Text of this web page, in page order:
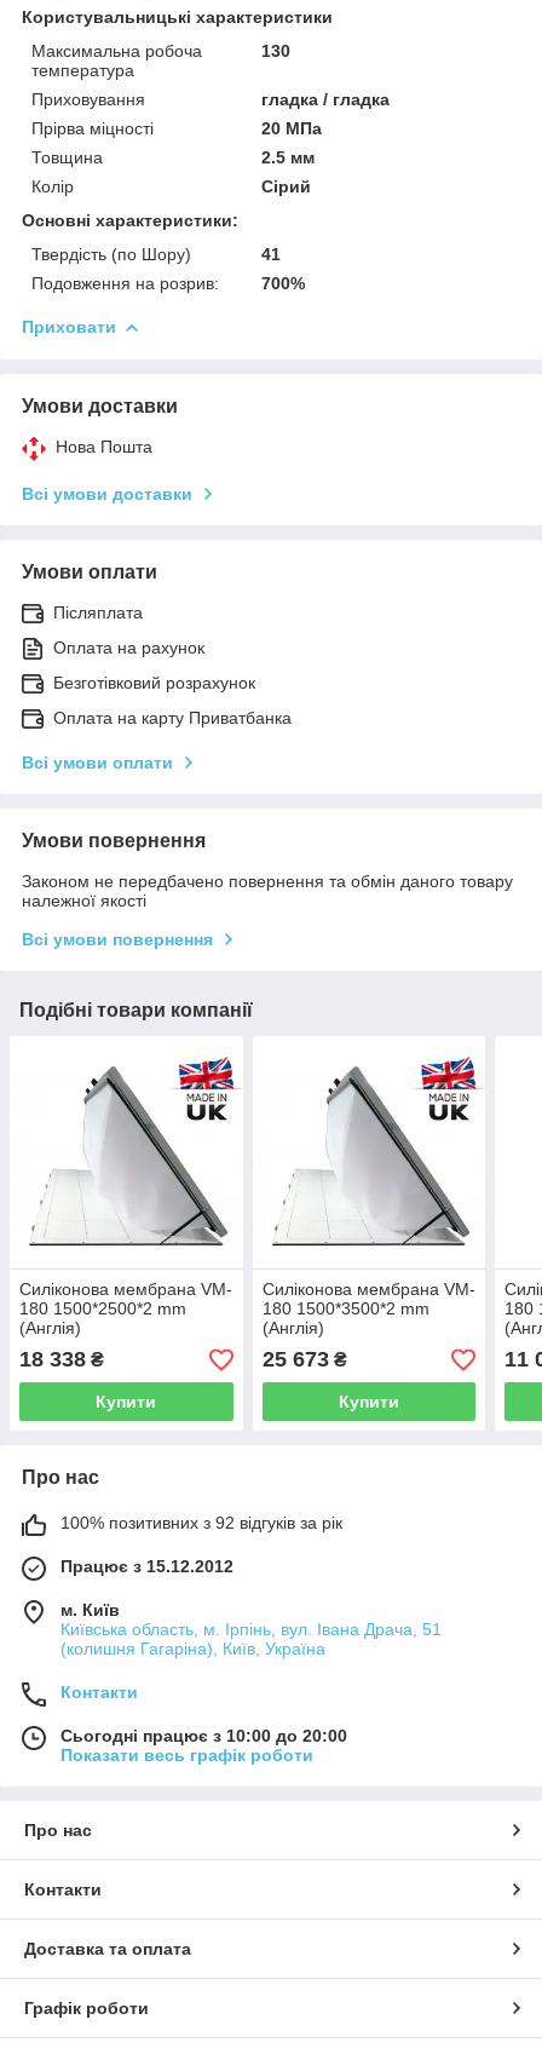
Користувальницькі характеристики
Максимальна робоча
температура
130
Приховування
гладка / гладка
Прірва міцності
20 МПа
Товщина
2.5 мм
Колір
Сірий
Основні характеристики:
Твердість (по Шору)
41
Подовження на розрив:
700%
Приховати
Умови доставки
Нова Пошта
Всі умови доставки
Умови оплати
Післяплата
Оплата на рахунок
Безготівковий розрахунок
Оплата на карту Приватбанка
Всі умови оплати
Умови повернення
Законом не передбачено повернення та обмін даного товару
належної якості
Всі умови повернення
Подібні товари компанії
Силіконова мембрана VM-
180 1500*2500*2 mm
(Англія)
18 338 ₴
Купити
Силіконова мембрана VM-
180 1500*3500*2 mm
(Англія)
25 673₴
Купити
180
11
Про нас
100% позитивних з 92 відгуків за рік
Працює з 15.12.2012
м. Київ
Київська область, м. Ірпінь, вул. Івана Драча, 51
(колишня Гагаріна), Київ, Україна
Контакти
Сьогодні працює з 10:00 до 20:00
Показати весь графік роботи
Про нас
Контакти
Доставка та оплата
Графік роботи